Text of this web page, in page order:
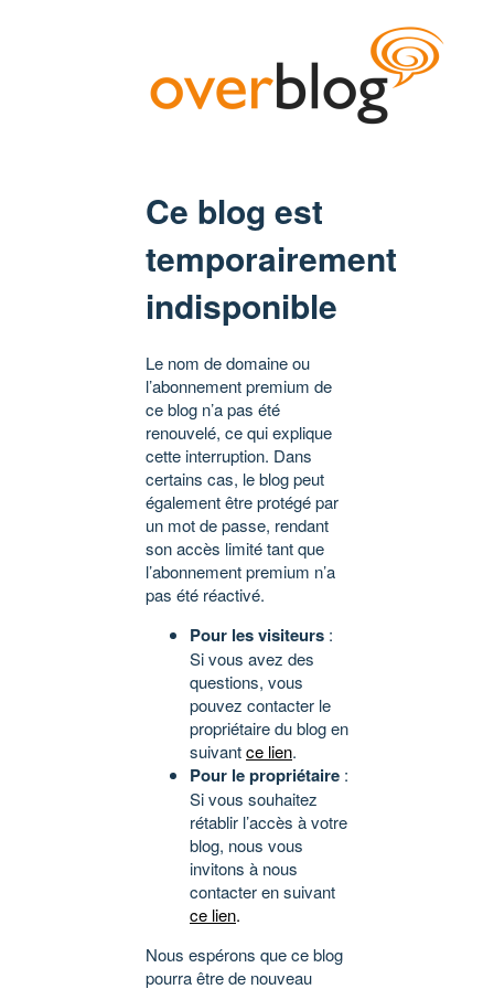
Ce blog est
temporairement
indisponible
Le nom de domaine ou
l’abonnement premium de
ce blog n’a pas été
renouvelé, ce qui explique
cette interruption. Dans
certains cas, le blog peut
également être protégé par
un mot de passe, rendant
son accès limité tant que
l’abonnement premium n’a
pas été réactivé.
Pour les visiteurs :
Si vous avez des
questions, vous
pouvez contacter le
propriétaire du blog en
suivantce lien.
Pour le propriétaire :
Si vous souhaitez
rétablir l’accès à votre
blog, nous vous
invitons à nous
contacter en suivant
ce lien.
Nous espérons que ce blog
pourra être de nouveau